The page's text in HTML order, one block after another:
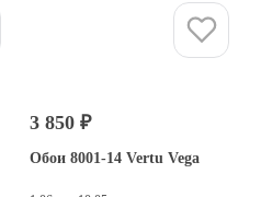
3 850 ₽
Обои 8001-14 Vertu Vega